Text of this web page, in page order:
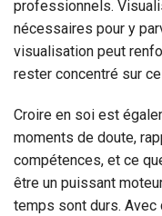
professionnels.
nécessaires pour y
visualisation peut
rester concentré sur
Croire en soi est
moments de doute,
compétences, et ce
être un puissant
temps sont durs.